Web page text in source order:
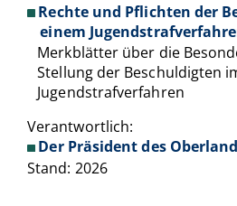
Rechte und Pflichten der
einem
Merkblätter über die
Stellung der Beschuldigten
Jugendstrafverfahren
Verantwortlich:
Der Präsident des
Stand: 2026